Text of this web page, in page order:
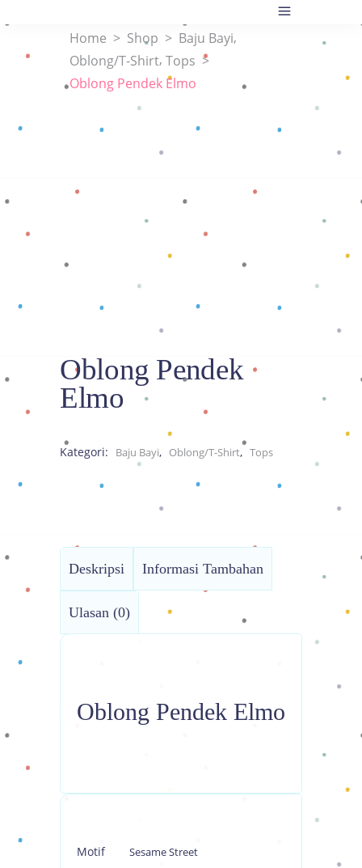
Home > Shop > Baju Bayi,
Oblong/T-Shirt, Tops >
Oblong Pendek Elmo
Oblong Pendek
Elmo
Kategori: Baju Bayi, Oblong/T-Shirt, Tops
Deskripsi Informasi Tambahan
Ulasan (0)
Oblong Pendek Elmo
Motif Sesame Street